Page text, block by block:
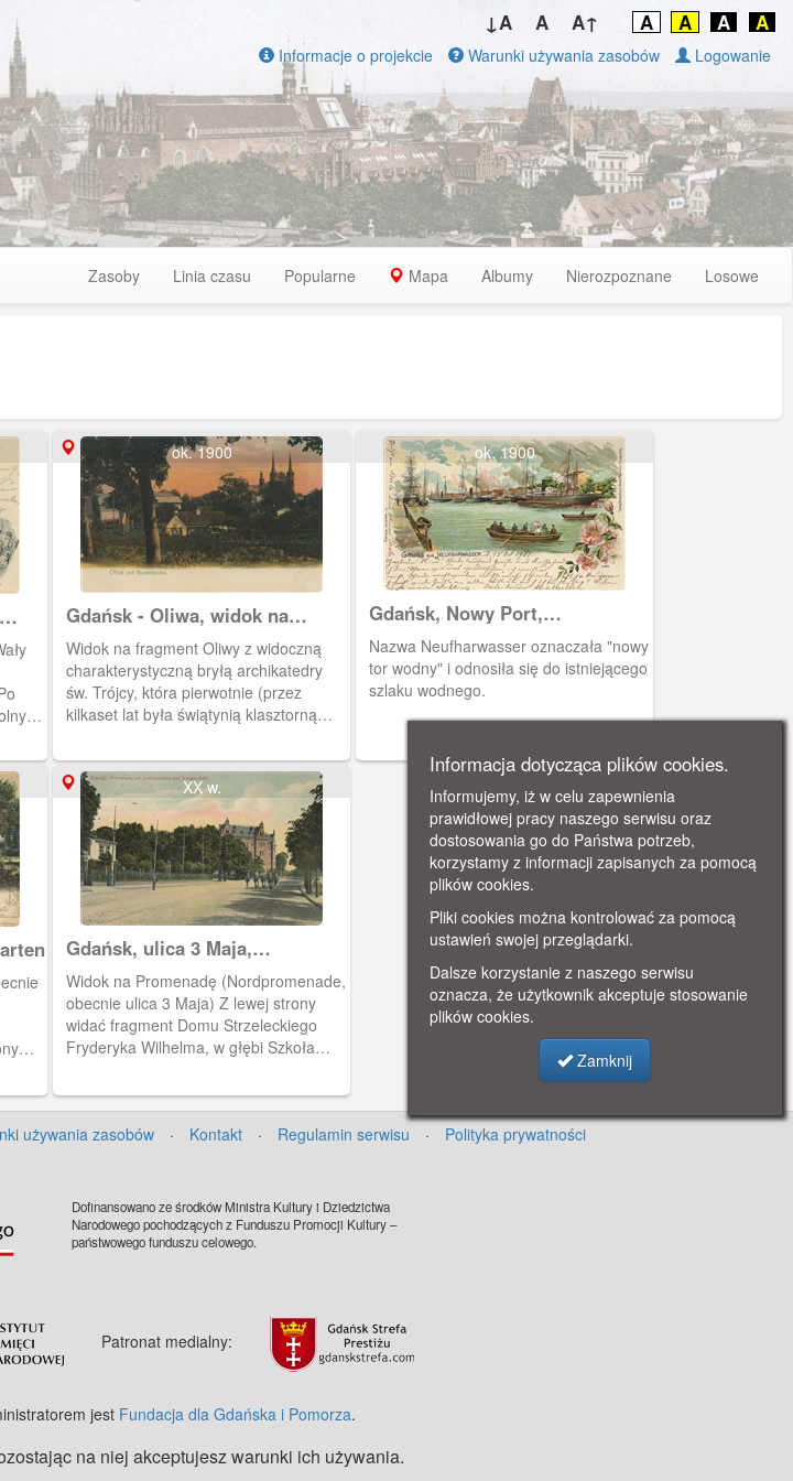
↓A A A↑ A A A A
Informacje o projekcie Warunki używania zasobów Logowanie
Zasoby Linia czasu Popularne Mapa Albumy Nierozpoznane Losowe
ok. 1900
Gdańsk - Oliwa, widok na
Archikatedrę Trójcy św.
Widok na fragment Oliwy z widoczną
charakterystyczną bryłą archikatedry
św. Trójcy, która pierwotnie (przez
kilkaset lat była świątynią klasztorną
sięgają XII w. Po kasacie zakonu
cystersów, w 1 ej poł. XIX w. stał się
świątynią parafialną dla katolików, zaś
po ustanowieniu diecezji gdańskiej w
1925 r. - podniesiony do rangi katedry.
Obecnie - po ustanowieniu archidiecezji
gdańskiej - pełni funkcję archikatedry.
ok. 1900
Gdańsk, Nowy Port,
Neufharwasser
Nazwa Neufharwasser oznaczała "nowy
tor wodny" i odnosiła się do istniejącego
szlaku wodnego.
XX w.
Gdańsk, ulica 3 Maja,
Promenade
Widok na Promenadę (Nordpromenade,
obecnie ulica 3 Maja) Z lewej strony
widać fragment Domu Strzeleckiego
Fryderyka Wilhelma, w głębi Szkoła
używania zasobów · Kontakt · Regulamin serwisu · Polityka prywatności
Dofinansowano ze środków Ministra Kultury i Dziedzictwa
Narodowego pochodzących z Funduszu Promocji Kultury –
państwowego funduszu celowego.
Patronat medialny:
jest Fundacja dla Gdańska i Pomorza.
na niej akceptujesz warunki ich używania.
Informacja dotycząca plików cookies.
Informujemy, iż w celu zapewnienia
prawidłowej pracy naszego serwisu oraz
dostosowania go do Państwa potrzeb,
korzystamy z informacji zapisanych za pomocą
plików cookies.
Pliki cookies można kontrolować za pomocą
ustawień swojej przeglądarki.
Dalsze korzystanie z naszego serwisu
oznacza, że użytkownik akceptuje stosowanie
plików cookies.
Zamknij